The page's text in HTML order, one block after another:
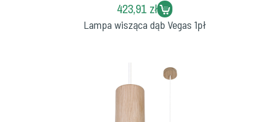
423,91 zł
Lampa wisząca dąb Vegas 1pł